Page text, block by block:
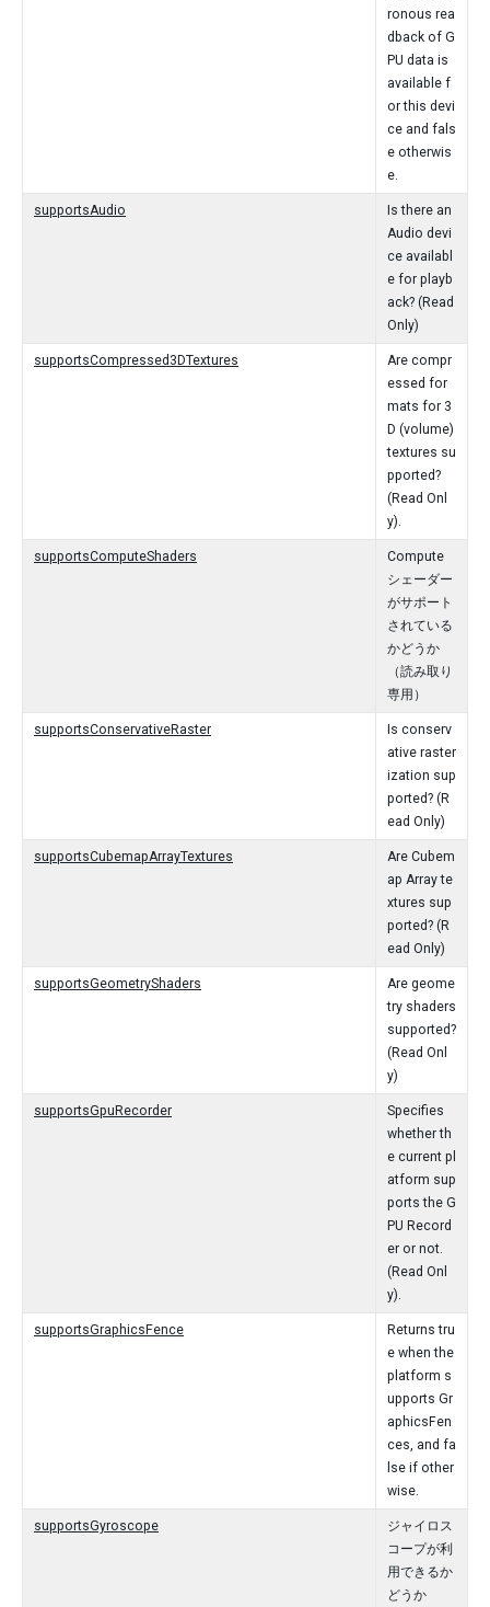
ronous rea
dback of G
PU data is
available f
or this devi
ce and fals
e otherwis
e.
supportsAudio
Is there an
Audio devi
ce availabl
e for playb
ack? (Read
Only)
supportsCompressed3DTextures
Are compr
essed for
mats for 3
D (volume)
textures su
pported?
(Read Onl
y).
supportsComputeShaders
Compute
シェーダー
がサポート
されている
かどうか
（読み取り
専用）
supportsConservativeRaster
Is conserv
ative raster
ization sup
ported? (R
ead Only)
supportsCubemapArrayTextures
Are Cubem
ap Array te
xtures sup
ported? (R
ead Only)
supportsGeometryShaders
Are geome
try shaders
supported?
(Read Onl
y)
supportsGpuRecorder
Specifies
whether th
e current pl
atform sup
ports the G
PU Record
er or not.
(Read Onl
y).
supportsGraphicsFence
Returns tru
e when the
platform s
upports Gr
aphicsFen
ces, and fa
lse if other
wise.
supportsGyroscope
ジャイロス
コープが利
用できるか
どうか